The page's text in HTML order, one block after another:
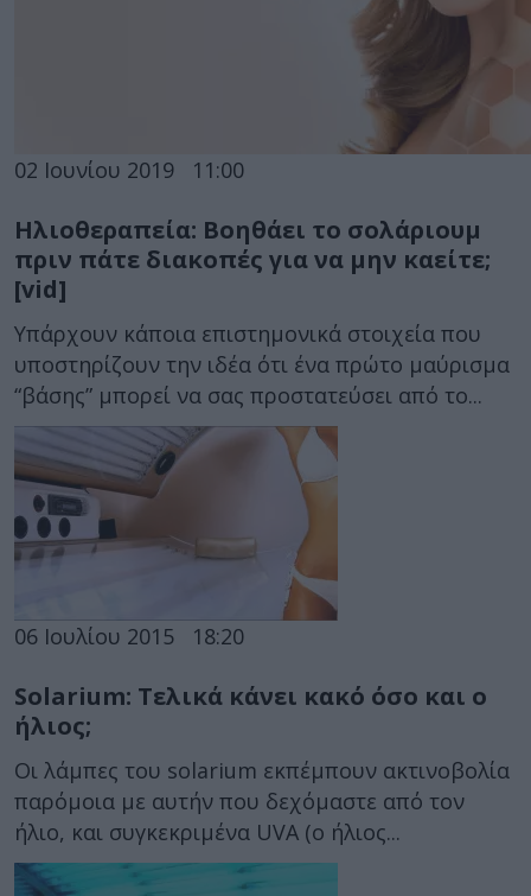
02 Ιουνίου 2019 11:00
Ηλιοθεραπεία: Βοηθάει το σολάριουμ
πριν πάτε διακοπές για να μην καείτε;
[vid]
Υπάρχουν κάποια επιστημονικά στοιχεία που
υποστηρίζουν την ιδέα ότι ένα πρώτο μαύρισμα
“βάσης” μπορεί να σας προστατεύσει από το...
06 Ιουλίου 2015 18:20
Solarium: Τελικά κάνει κακό όσο και ο
ήλιος;
Οι λάμπες του solarium εκπέμπουν ακτινοβολία
παρόμοια με αυτήν που δεχόμαστε από τον
ήλιο, και συγκεκριμένα UVA (ο ήλιος...